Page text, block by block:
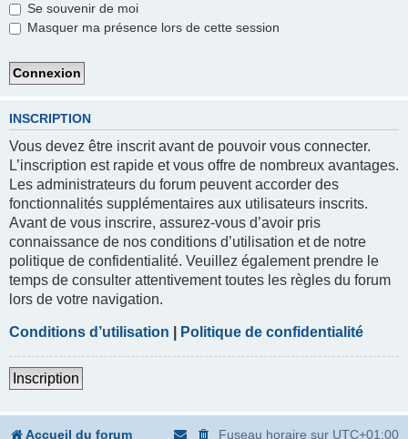
Se souvenir de moi
Masquer ma présence lors de cette session
INSCRIPTION
Vous devez être inscrit avant de pouvoir vous connecter.
L’inscription est rapide et vous offre de nombreux avantages.
Les administrateurs du forum peuvent accorder des
fonctionnalités supplémentaires aux utilisateurs inscrits.
Avant de vous inscrire, assurez-vous d’avoir pris
connaissance de nos conditions d’utilisation et de notre
politique de confidentialité. Veuillez également prendre le
temps de consulter attentivement toutes les règles du forum
lors de votre navigation.
Conditions d’utilisation Politique de confidentialité
Inscription
Accueil du forum Fuseau horaire sur UTC+01:00